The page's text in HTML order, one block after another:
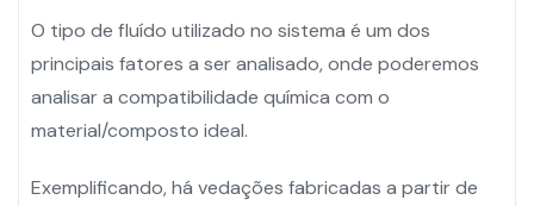
O tipo de fluído utilizado no sistema é um dos
principais fatores a ser analisado, onde poderemos
analisar a compatibilidade química com o
material/composto ideal.
Exemplificando, há vedações fabricadas a partir de